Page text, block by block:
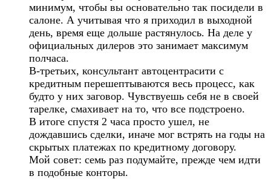
минимум, чтобы вы основательно так посидели в
салоне. А учитывая что я приходил в выходной
день, время еще дольше растянулось. На деле у
официальных дилеров это занимает максимум
полчаса.
В-третьих, консультант автоцентрасити с
кредитным перешептываются весь процесс, как
будто у них заговор. Чувствуешь себя не в своей
тарелке, смахивает на то, что все подстроено.
В итоге спустя 2 часа просто ушел, не
дождавшись сделки, иначе мог встрять на годы на
скрытых платежах по кредитному договору.
Мой совет: семь раз подумайте, прежде чем идти
в подобные конторы.